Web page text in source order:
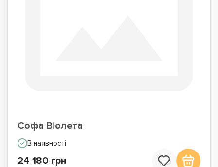
Софа Віолета
В наявності
24 180 грн